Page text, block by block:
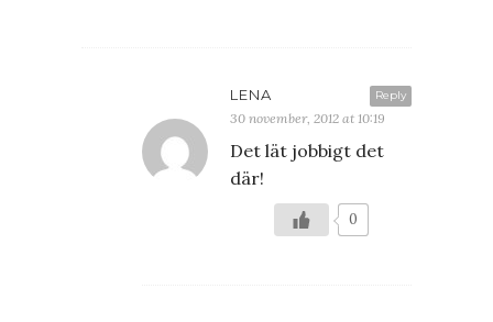
Reply
LENA
30 november, 2012 at 10:19
Det lät jobbigt det
där!
0